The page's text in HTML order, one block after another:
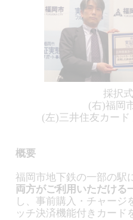
採択
(右)福岡
(左)三井住友カー
概要
福岡市地下鉄の一部の駅
両方がご利用いただける
し、事前購入・チャージ
ッチ決済機能付きカード